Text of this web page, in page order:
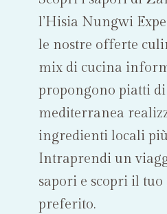
l’Hisia Nungwi
le nostre offerte
mix di cucina
propongono piatti
mediterranea
ingredienti locali
Intraprendi un
sapori e scopri il
preferito.